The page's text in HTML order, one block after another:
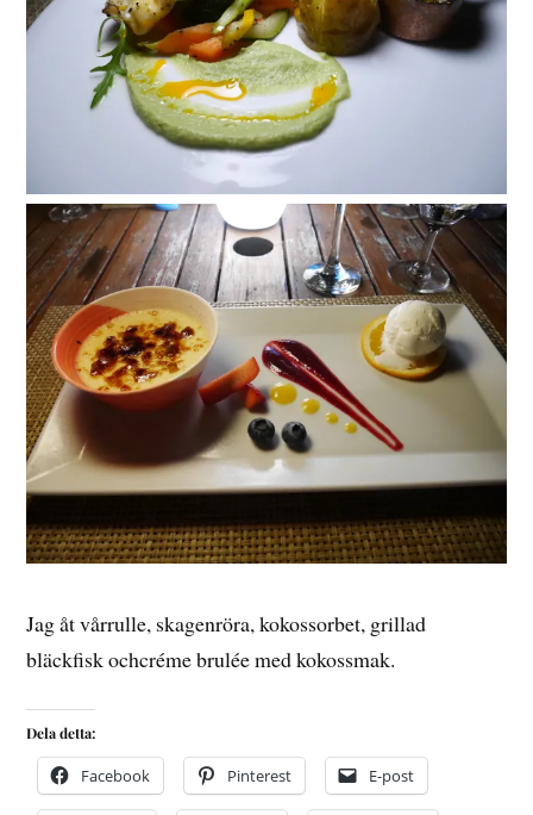
Jag åt vårrulle, skagenröra, kokossorbet, grillad
bläckfisk ochcréme brulée med kokossmak.
Dela detta:
Facebook Pinterest E-post